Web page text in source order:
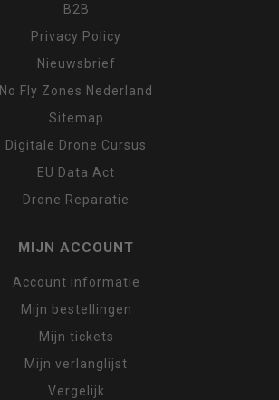
B2B
Privacy Policy
Nieuwsbrief
No Fly Zones Nederland
Sitemap
Digitale Drone Cursus
EU Data Act
Drone Reparatie
MIJN ACCOUNT
Account informatie
Mijn bestellingen
Mijn tickets
Mijn verlanglijst
Vergelijk